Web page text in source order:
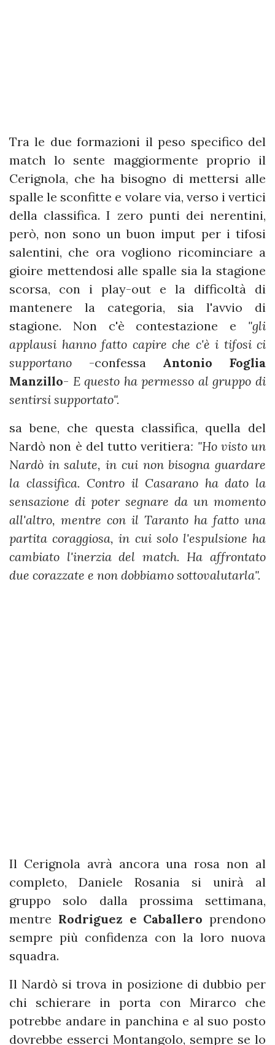
Tra le due formazioni il peso specifico del
match lo sente maggiormente proprio il
Cerignola, che ha bisogno di mettersi alle
spalle le sconfitte e volare via, verso i vertici
della classifica. I zero punti dei nerentini,
però, non sono un buon imput per i tifosi
salentini, che ora vogliono ricominciare a
gioire mettendosi alle spalle sia la stagione
scorsa, con i play-out e la difficoltà di
mantenere la categoria, sia l'avvio di
stagione. Non c'è contestazione e "gli
applausi hanno fatto capire che c'è i tifosi ci
supportano -confessa Antonio Foglia
Manzillo- E questo ha permesso al gruppo di
sentirsi supportato".
sa bene, che questa classifica, quella del
Nardò non è del tutto veritiera: "Ho visto un
Nardò in salute, in cui non bisogna guardare
la classifica. Contro il Casarano ha dato la
sensazione di poter segnare da un momento
all'altro, mentre con il Taranto ha fatto una
partita coraggiosa, in cui solo l'espulsione ha
cambiato l'inerzia del match. Ha affrontato
due corazzate e non dobbiamo sottovalutarla".
Il Cerignola avrà ancora una rosa non al
completo, Daniele Rosania si unirà al
gruppo solo dalla prossima settimana,
mentre Rodriguez e Caballero prendono
sempre più confidenza con la loro nuova
squadra.
Il Nardò si trova in posizione di dubbio per
chi schierare in porta con Mirarco che
potrebbe andare in panchina e al suo posto
dovrebbe esserci Montangolo, sempre se lo